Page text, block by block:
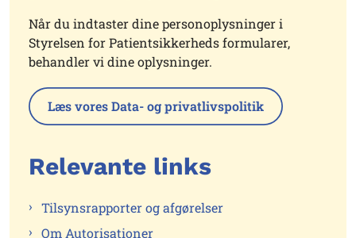
Når du indtaster dine personoplysninger i
Styrelsen for Patientsikkerheds formularer,
behandler vi dine oplysninger.
Læs vores Data- og privatlivspolitik
Relevante links
Tilsynsrapporter og afgørelser
Om Autorisationer